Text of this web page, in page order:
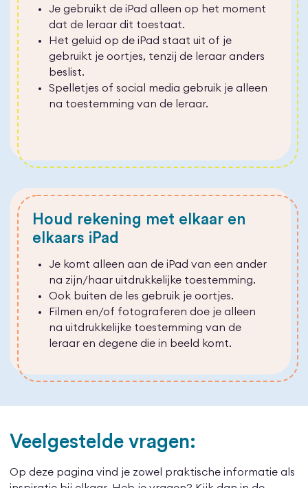
Je gebruikt de iPad alleen op het moment
dat de leraar dit toestaat.
Het geluid op de iPad staat uit of je
gebruikt je oortjes, tenzij de leraar anders
beslist.
Spelletjes of social media gebruik je alleen
na toestemming van de leraar.
Houd rekening met elkaar en
elkaars iPad
Je komt alleen aan de iPad van een ander
na zijn/haar uitdrukkelijke toestemming.
Ook buiten de les gebruik je oortjes.
Filmen en/of fotograferen doe je alleen
na uitdrukkelijke toestemming van de
leraar en degene die in beeld komt.
Veelgestelde vragen:
Op deze pagina vind je zowel praktische informatie als